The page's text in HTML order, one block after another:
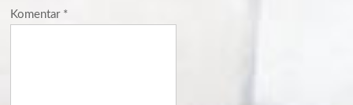
Komentar *